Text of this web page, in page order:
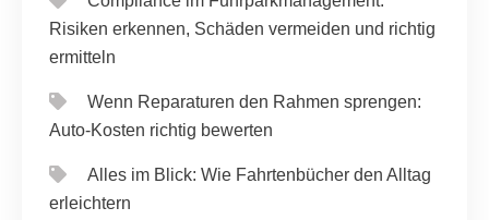
Risiken erkennen, Schäden vermeiden und richtig
ermitteln
Wenn Reparaturen den Rahmen sprengen:
Auto-Kosten richtig bewerten
Alles im Blick: Wie Fahrtenbücher den Alltag
erleichtern